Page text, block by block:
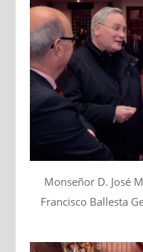
Monseñor D. José
Francisco Ballesta